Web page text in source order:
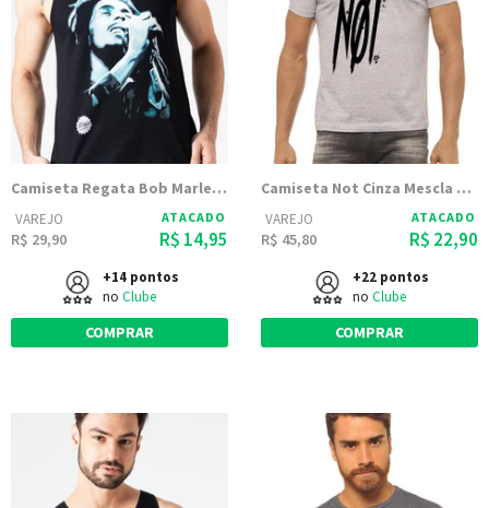
Camiseta Regata Bob Marley Grafite
VAREJO
R$ 29,90
ATACADO
R$ 14,95
+14 pontos
no Clube
COMPRAR
Camiseta Not Cinza Mescla Estampada
VAREJO
R$ 45,80
ATACADO
R$ 22,90
+22 pontos
no Clube
COMPRAR